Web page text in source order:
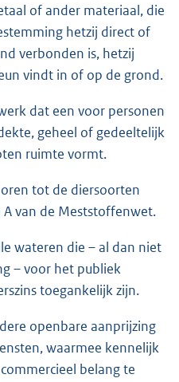
of ander materiaal, die
hetzij direct of
verbonden is, hetzij
vindt in of op de grond.
dat een voor personen
geheel of gedeeltelijk
ruimte vormt.
tot de diersoorten
van de Meststoffenwet.
wateren die – al dan niet
– voor het publiek
toegankelijk zijn.
openbare aanprijzing
waarmee kennelijk
belang te